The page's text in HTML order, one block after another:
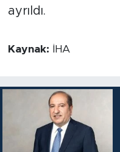
ayrıldı.
Kaynak: İHA